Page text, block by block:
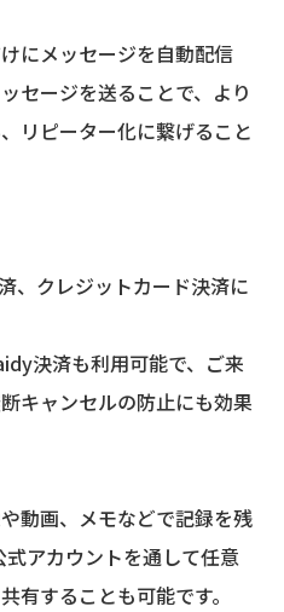
にメッセージを自動配信
セージを送ることで、より
リピーター化に繋げること
、クレジットカード決済に
決済も利用可能で、ご来
キャンセルの防止にも効果
動画、メモなどで記録を残
アカウントを通して任意
有することも可能です。